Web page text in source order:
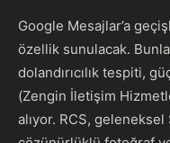
Google Mesajlar’a
özellik sunulacak.
dolandırıcılık tespiti,
(Zengin İletişim
alıyor. RCS,